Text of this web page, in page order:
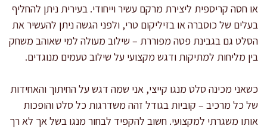
או חסה קריספית ליצירת מרקם עשיר וייחודי. בעירית ניתן להחליף
בעלים של כוסברה או בזיליקום טרי, ולפני הגשה ניתן להעשיר את
הסלט גם בגבינת פטה מפוררת – שילוב מעולה למי שאוהב משחק
בין מליחות למתיקות ודגש מקצועי על שילוב טעמים מנוגדים.
כשאני מכינה סלט מנגו קייצי, אני שמה דגש על החיתוך והאחידות
של כל מרכיב – קוביות בגודל זהה משדרגות כל סלט והופכות
אותו משגרתי למקצועי. חשוב להקפיד לבחור מנגו בשל אך לא רך